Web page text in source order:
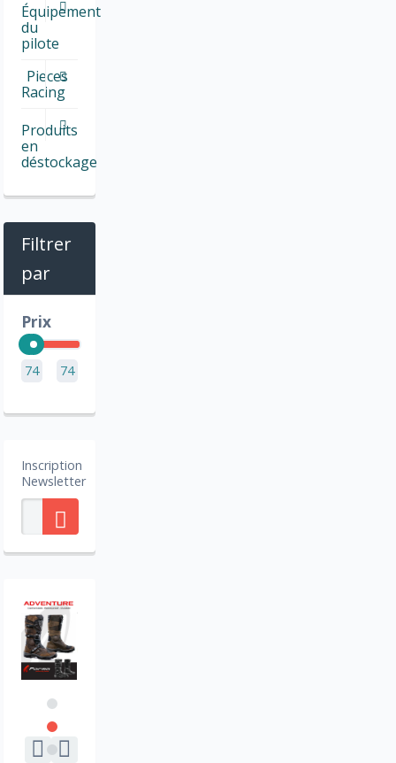
Équipement
du
pilote
Pieces
Racing
Produits
en
déstockage
Filtrer
par
Prix
74 74
Inscription
Newsletter